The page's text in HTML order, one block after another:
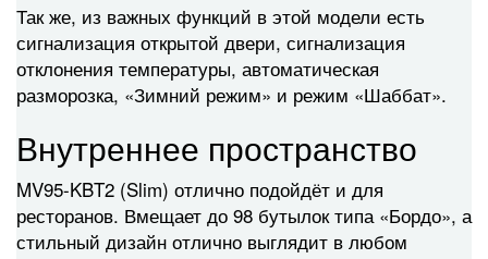
Так же, из важных функций в этой модели есть
сигнализация открытой двери, сигнализация
отклонения температуры, автоматическая
разморозка, «Зимний режим» и режим «Шаббат».
Внутреннее пространство
MV95-KBT2 (Slim) отлично подойдёт и для
ресторанов. Вмещает до 98 бутылок типа «Бордо», а
стильный дизайн отлично выглядит в любом